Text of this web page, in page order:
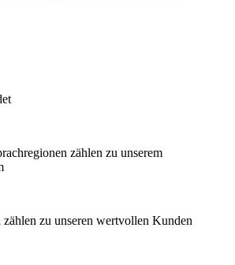
zählen zu unserem
zählen zu unseren wertvollen Kunden